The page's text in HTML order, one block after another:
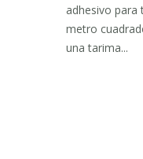
adhesivo para
metro
una tarima...